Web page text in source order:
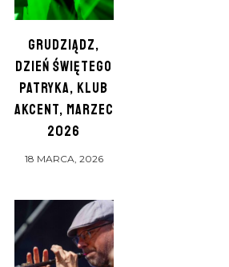
GRUDZIĄDZ,
DZIEŃ ŚWIĘTEGO
PATRYKA, KLUB
AKCENT, MARZEC
2026
18 MARCA, 2026